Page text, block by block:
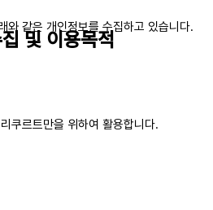
와 같은 개인정보를 수집하고 있습니다.
및 이용목적
쿠르트만을 위하여 활용합니다.